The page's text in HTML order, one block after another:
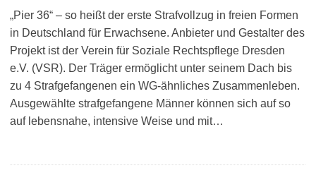
„Pier 36“ – so heißt der erste Strafvollzug in freien Formen
in Deutschland für Erwachsene. Anbieter und Gestalter des
Projekt ist der Verein für Soziale Rechtspflege Dresden
e.V. (VSR). Der Träger ermöglicht unter seinem Dach bis
zu 4 Strafgefangenen ein WG-ähnliches Zusammenleben.
Ausgewählte strafgefangene Männer können sich auf so
auf lebensnahe, intensive Weise und mit…